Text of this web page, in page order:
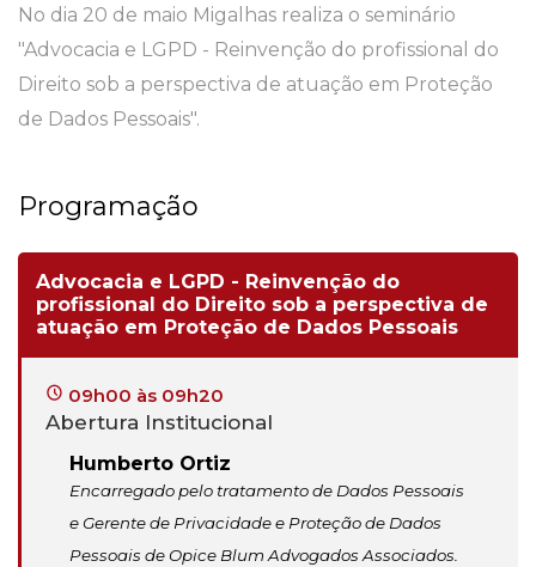
No dia 20 de maio Migalhas realiza o seminário
"Advocacia e LGPD - Reinvenção do profissional do
Direito sob a perspectiva de atuação em Proteção
de Dados Pessoais".
Programação
Advocacia e LGPD - Reinvenção do
profissional do Direito sob a perspectiva de
atuação em Proteção de Dados Pessoais
09h00 às 09h20
Abertura Institucional
Humberto Ortiz
Encarregado pelo tratamento de Dados Pessoais
e Gerente de Privacidade e Proteção de Dados
Pessoais de Opice Blum Advogados Associados.